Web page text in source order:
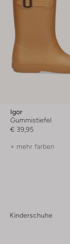
Igor
Gummistiefel
€ 39,95
+ mehr farben
Kinderschuhe